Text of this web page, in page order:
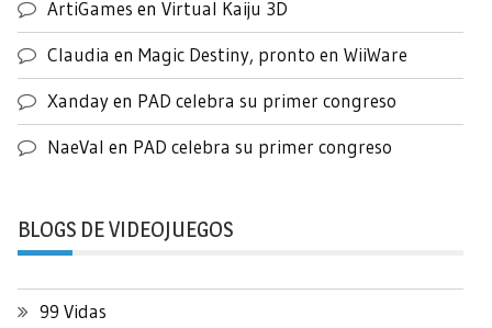
ArtiGames en Virtual Kaiju 3D
Claudia en Magic Destiny, pronto en WiiWare
Xandayen PAD celebra su primer congreso
NaeVal en PAD celebra su primer congreso
BLOGS DE VIDEOJUEGOS
99 Vidas